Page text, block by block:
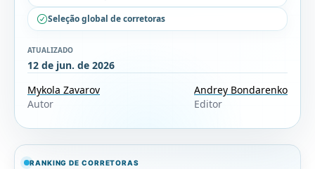
Seleção global de corretoras
ATUALIZADO
12 de jun. de 2026
Mykola Zavarov
Autor
Andrey Bondarenko
Editor
RANKING DE CORRETORAS